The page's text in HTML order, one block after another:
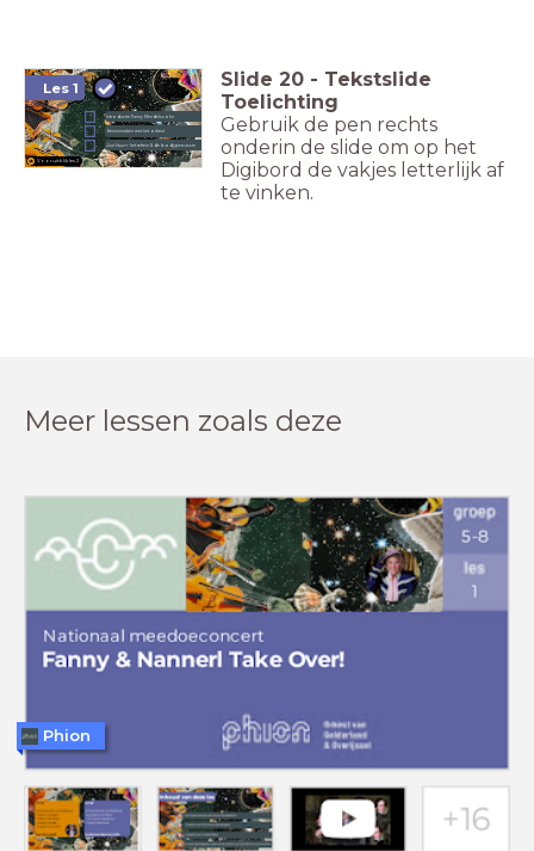
Les 1
Introductie Fanny Mendelssohn
Kennismaken met het orkest
Zoef Boem- het refrein & de bodypercussie
Vooruitblik les 2
Slide 20 - Tekstslide
Toelichting
Gebruik de pen rechts
onderin de slide om op het
Digibord de vakjes letterlijk af
te vinken.
Meer lessen zoals deze
Phion